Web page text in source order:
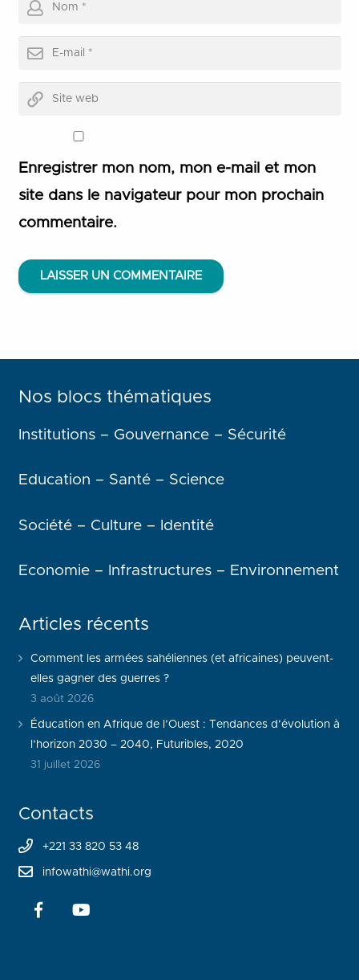
Enregistrer mon nom, mon e-mail et mon
site dans le navigateur pour mon prochain
commentaire.
LAISSER UN COMMENTAIRE
Nos blocs thématiques
Institutions – Gouvernance – Sécurité
Education – Santé – Science
Société – Culture – Identité
Economie – Infrastructures – Environnement
Articles récents
Comment les armées sahéliennes (et africaines) peuvent-
elles gagner des guerres ?
3 août 2026
Éducation en Afrique de l’Ouest : Tendances d’évolution à
l’horizon 2030 – 2040, Futuribles, 2020
31 juillet 2026
Contacts
+221 33 820 53 48
infowathi@wathi.org